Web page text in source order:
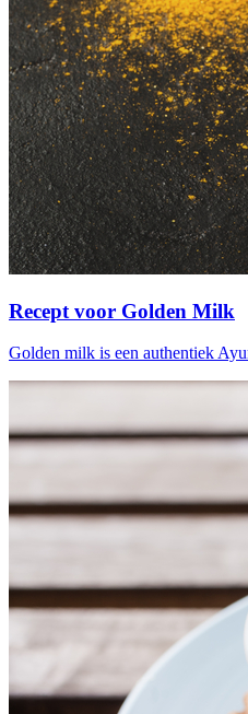
Recept voor Golden Milk
Golden milk is een authentiek